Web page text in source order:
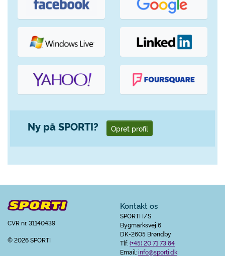
Ny på SPORTI? Opret profil
CVR nr. 31140439
© 2026 SPORTI
Kontakt os
SPORTI I/S
Bygmarksvej 6
DK-2605 Brøndby
Tlf:(+45) 20 71 73 84
Email:info@sporti.dk